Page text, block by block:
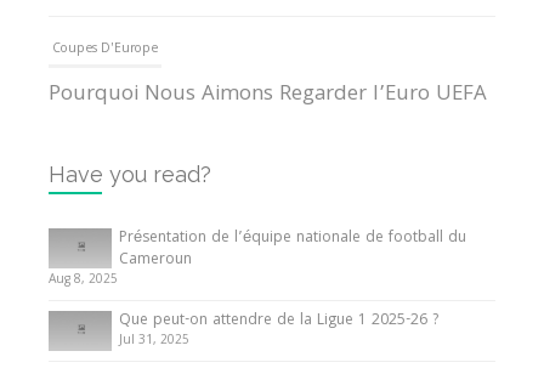
Coupes D'Europe
Pourquoi Nous Aimons Regarder l’Euro UEFA
Internationales
Tout ce que vous devez savoir sur la Coupe
d’Afrique des Nations
10 May 2024
Internationales
Have you read?
Présentation de l’équipe nationale de football du
Cameroun
Aug 8, 2025
Que peut-on attendre de la Ligue 1 2025-26 ?
Jul 31, 2025